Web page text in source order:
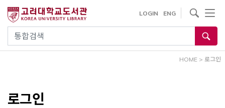
건
통합검색
LOGIN ENG
사이트내 검색
HOME > 로그인
로그인